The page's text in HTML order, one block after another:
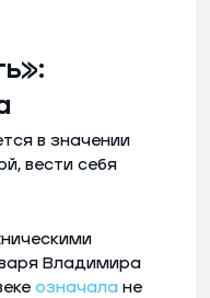
в значении
вести себя
Владимира
означала не